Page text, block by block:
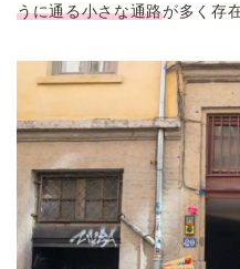
うに通る小さな通路が多く存